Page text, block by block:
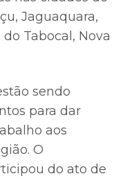
Jaguaquara,
Tabocal, Nova
sendo
para dar
aos
O
do ato de